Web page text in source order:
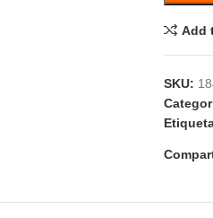
Add
SKU: